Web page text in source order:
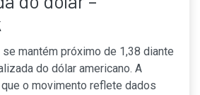
mantém próximo de 1,38 diante
do dólar americano. A
o movimento reflete dados